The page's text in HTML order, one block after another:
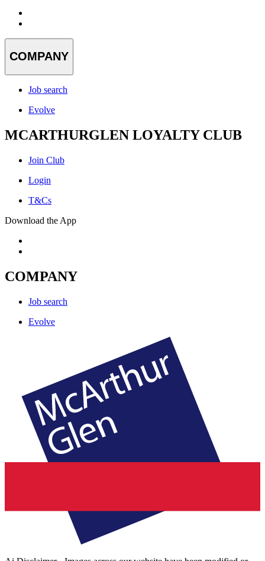
COMPANY
Job search
Evolve
MCARTHURGLEN LOYALTY CLUB
Join Club
Login
T&Cs
Download the App
COMPANY
Job search
Evolve